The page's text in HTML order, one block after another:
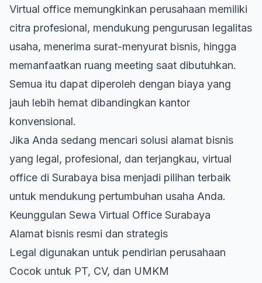
Virtual office memungkinkan perusahaan memiliki
citra profesional, mendukung pengurusan legalitas
usaha, menerima surat-menyurat bisnis, hingga
memanfaatkan ruang meeting saat dibutuhkan.
Semua itu dapat diperoleh dengan biaya yang
jauh lebih hemat dibandingkan kantor
konvensional.
Jika Anda sedang mencari solusi alamat bisnis
yang legal, profesional, dan terjangkau, virtual
office di Surabaya bisa menjadi pilihan terbaik
untuk mendukung pertumbuhan usaha Anda.
Keunggulan Sewa Virtual Office Surabaya
Alamat bisnis resmi dan strategis
Legal digunakan untuk pendirian perusahaan
Cocok untuk PT, CV, dan UMKM